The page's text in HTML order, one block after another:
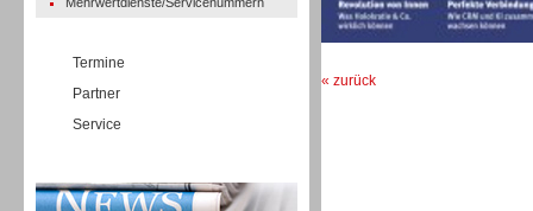
Termine
Partner
Service
« zurück